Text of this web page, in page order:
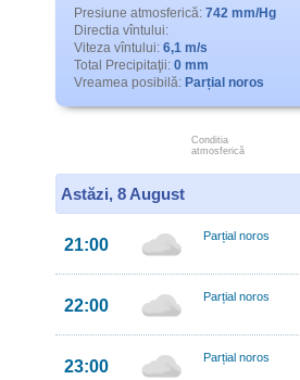
Presiune atmosferică: 742 mm/Hg
Directia vîntului:
Viteza vîntului: 6,1 m/s
Total Precipitaţii: 0 mm
Vreamea posibilă: Parțial noros
Conditia
atmosferică
Astăzi, 8 August
21:00 Parțial noros
22:00 Parțial noros
23:00 Parțial noros